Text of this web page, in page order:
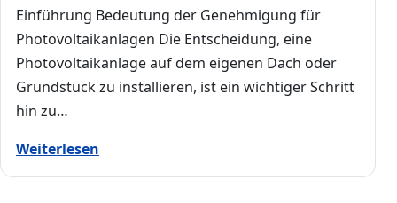
Einführung Bedeutung der Genehmigung für
Photovoltaikanlagen Die Entscheidung, eine
Photovoltaikanlage auf dem eigenen Dach oder
Grundstück zu installieren, ist ein wichtiger Schritt
hin zu…
Weiterlesen